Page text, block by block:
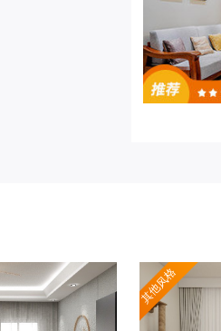
其他风格